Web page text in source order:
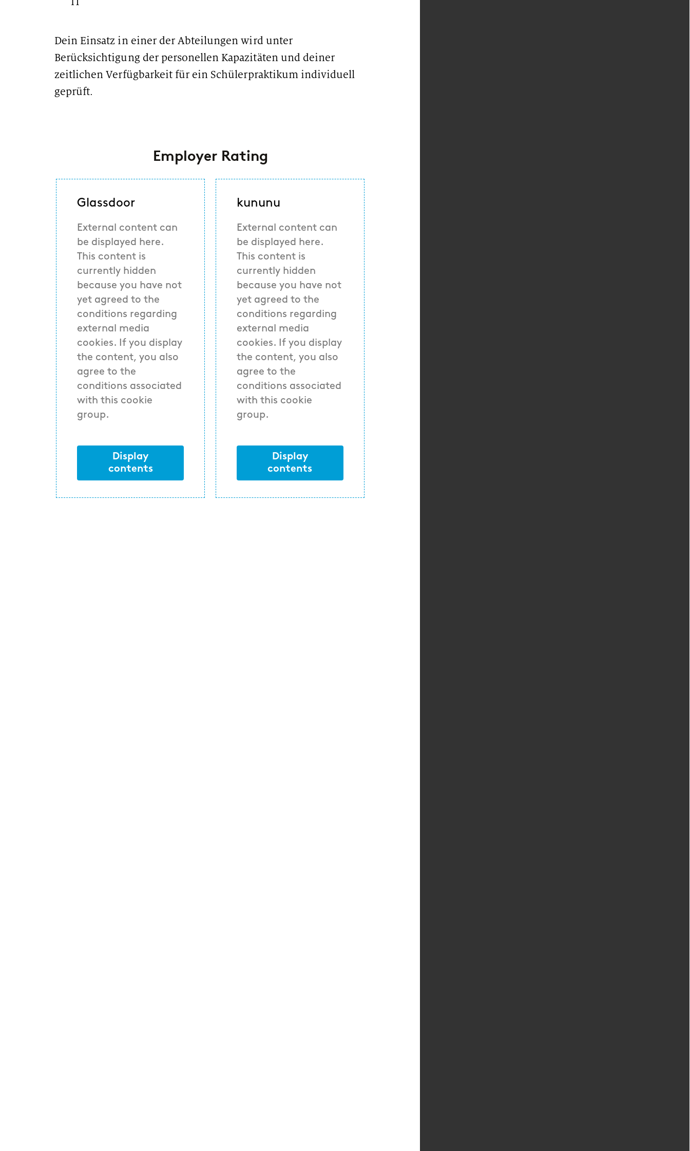
Dein Einsatz in einer der Abteilungen wird unter
Berücksichtigung der personellen Kapazitäten und deiner
zeitlichen Verfügbarkeit für ein Schülerpraktikum individuell
geprüft.
Employer Rating
Glassdoor
External content can
be displayed here.
This content is
currently hidden
because you have not
yet agreed to the
conditions regarding
external media
cookies. If you display
the content, you also
agree to the
conditions associated
with this cookie
group.
Display
contents
kununu
External content can
be displayed here.
This content is
currently hidden
because you have not
yet agreed to the
conditions regarding
external media
cookies. If you display
the content, you also
agree to the
conditions associated
with this cookie
group.
Display
contents